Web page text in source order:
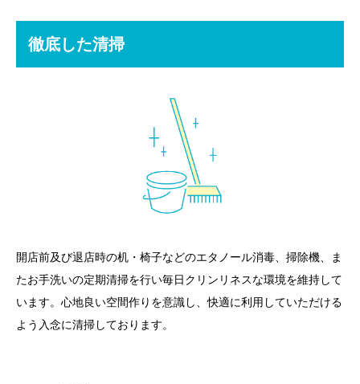
徹底した清掃
開店前及び退店時の机・椅子などのエタノール消毒、掃除機、ま
たお手洗いの定期清掃を行い毎日クリンリネスな環境を維持して
います。心地良い空間作りを意識し、快適に利用していただける
よう入念に清掃しております。